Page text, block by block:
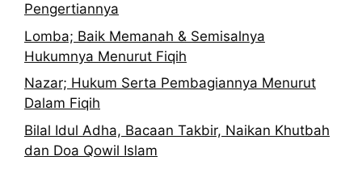
Pengertiannya
Lomba; Baik Memanah & Semisalnya
Hukumnya Menurut Fiqih
Nazar; Hukum Serta Pembagiannya Menurut
Dalam Fiqih
Bilal Idul Adha, Bacaan Takbir, Naikan Khutbah
dan Doa Qowil Islam